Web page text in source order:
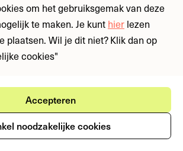
om het gebruiksgemak van deze
te maken. Je kunt hier lezen
plaatsen. Wil je dit niet? Klik dan op
cookies"
Accepteren
noodzakelijke cookies